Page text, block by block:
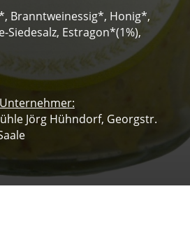
Branntweinessig*, Honig*,
Siedesalz, Estragon*(1%),
Jörg Hühndorf, Georgstr.